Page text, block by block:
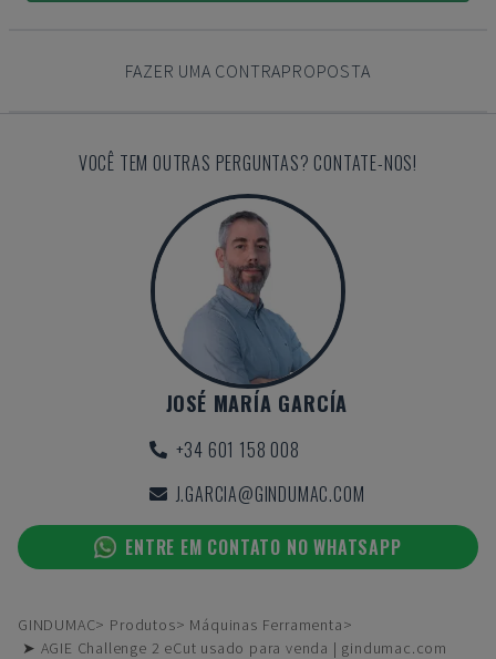
FAZER UMA CONTRAPROPOSTA
VOCÊ TEM OUTRAS PERGUNTAS? CONTATE-NOS!
JOSÉ MARÍA GARCÍA
+34 601 158 008
J.GARCIA@GINDUMAC.COM
ENTRE EM CONTATO NO WHATSAPP
GINDUMAC Produtos
Máquinas Ferramenta
➤ AGIE Challenge 2 eCut usado para venda | gindumac.com